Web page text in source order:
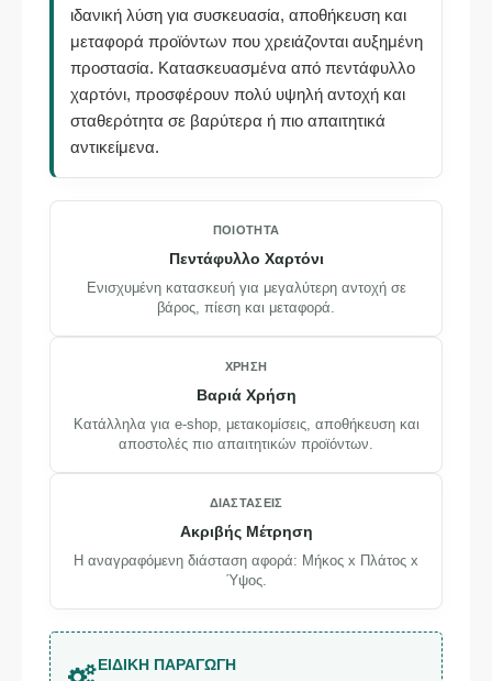
ιδανική λύση για συσκευασία, αποθήκευση και
μεταφορά προϊόντων που χρειάζονται αυξημένη
προστασία. Κατασκευασμένα από πεντάφυλλο
χαρτόνι, προσφέρουν πολύ υψηλή αντοχή και
σταθερότητα σε βαρύτερα ή πιο απαιτητικά
αντικείμενα.
ΠΟΙΌΤΗΤΑ
Πεντάφυλλο Χαρτόνι
Ενισχυμένη κατασκευή για μεγαλύτερη αντοχή σε
βάρος, πίεση και μεταφορά.
ΧΡΉΣΗ
Βαριά Χρήση
Κατάλληλα για e-shop, μετακομίσεις, αποθήκευση και
αποστολές πιο απαιτητικών προϊόντων.
ΔΙΑΣΤΆΣΕΙΣ
Ακριβής Μέτρηση
Η αναγραφόμενη διάσταση αφορά: Μήκος x Πλάτος x
Ύψος.
ΕΙΔΙΚΉ ΠΑΡΑΓΩΓΉ